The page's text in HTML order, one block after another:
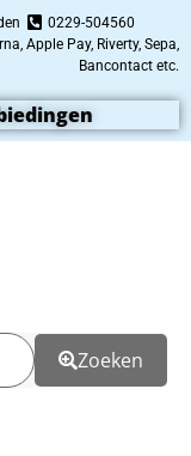
0229-504560
Apple Pay, Riverty, Sepa,
Bancontact etc.
Zoeken